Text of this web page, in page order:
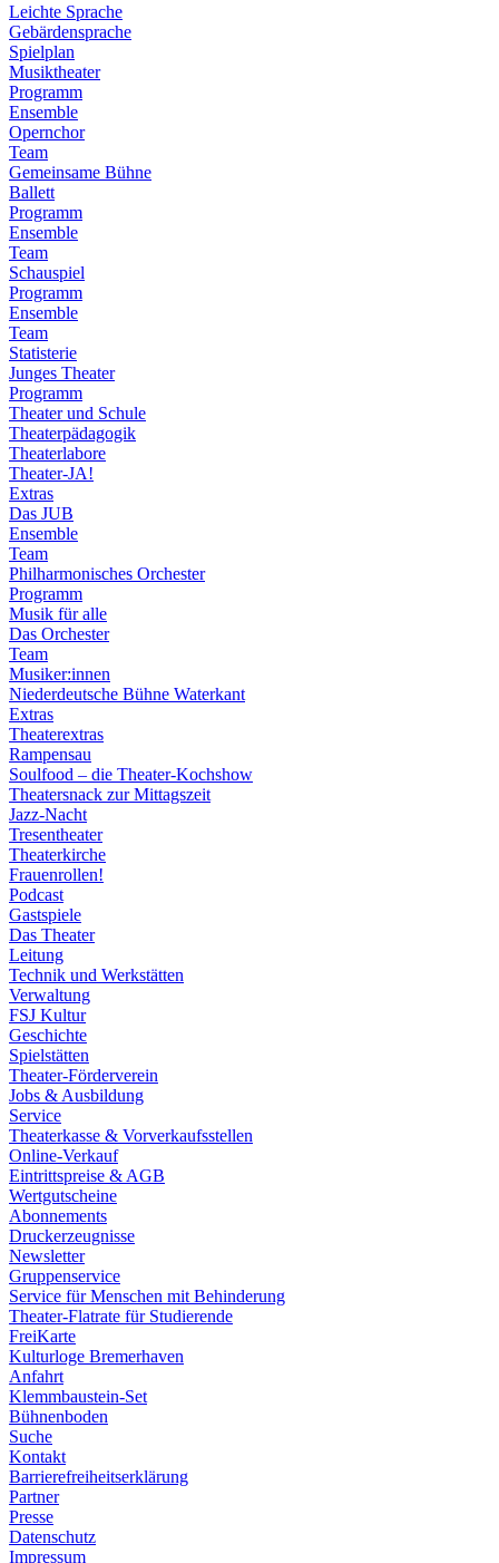
Leichte Sprache
Gebärdensprache
Spielplan
Musiktheater
Programm
Ensemble
Opernchor
Team
Gemeinsame Bühne
Ballett
Programm
Ensemble
Team
Schauspiel
Programm
Ensemble
Team
Statisterie
Junges Theater
Programm
Theater und Schule
Theaterpädagogik
Theaterlabore
Theater-JA!
Extras
Das JUB
Ensemble
Team
Philharmonisches Orchester
Programm
Musik für alle
Das Orchester
Team
Musiker:innen
Niederdeutsche Bühne Waterkant
Extras
Theaterextras
Rampensau
Soulfood – die Theater-Kochshow
Theatersnack zur Mittagszeit
Jazz-Nacht
Tresentheater
Theaterkirche
Frauenrollen!
Podcast
Gastspiele
Das Theater
Leitung
Technik und Werkstätten
Verwaltung
FSJ Kultur
Geschichte
Spielstätten
Theater-Förderverein
Jobs & Ausbildung
Service
Theaterkasse & Vorverkaufsstellen
Online-Verkauf
Eintrittspreise & AGB
Wertgutscheine
Abonnements
Druckerzeugnisse
Newsletter
Gruppenservice
Service für Menschen mit Behinderung
Theater-Flatrate für Studierende
FreiKarte
Kulturloge Bremerhaven
Anfahrt
Klemmbaustein-Set
Bühnenboden
Suche
Kontakt
Barrierefreiheitserklärung
Partner
Presse
Datenschutz
Impressum